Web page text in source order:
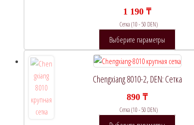
на
странице
1 190 ₸
Сетка (10 - 50 DEN)
Выберите параметры
товар
имеет
Chengxiang 8010-2, DEN: Сетка
890 ₸
Сетка (10 - 50 DEN)